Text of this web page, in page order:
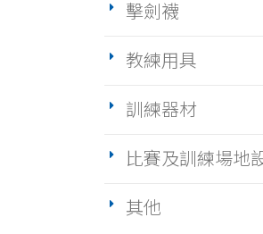
擊劍襪
教練用具
訓練器材
比賽及訓練場地
其他